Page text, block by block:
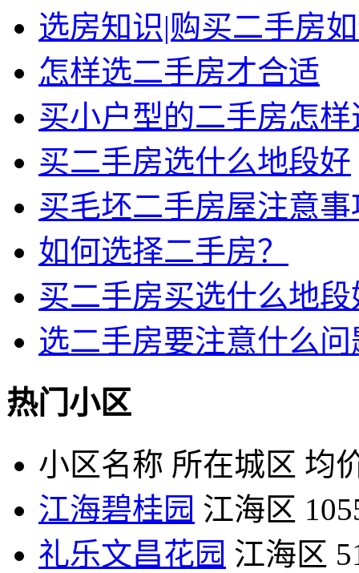
选房知识|购买二手房
怎样选二手房才合适
买小户型的二手房怎样
买二手房选什么地段好
买毛坯二手房屋注意事
如何选择二手房？
买二手房买选什么地段
选二手房要注意什么问
热门小区
小区名称 所在城区 均
江海碧桂园 江海区
礼乐文昌花园 江海区